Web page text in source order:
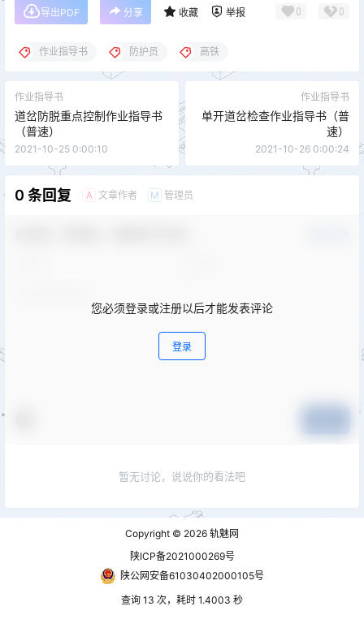
导出PDF 分享 收藏 举报 0 0
作业指导书 防护员 高铁
作业指导书
道岔防脱重点控制作业指导书
（普速）
2021-10-25 0:00:10
作业指导书
单开道岔检查作业指导书（普
速）
2021-10-26 0:00:24
0 条回复 A 文章作者 M 管理员
您必须登录或注册以后才能发表评论
登录
暂无讨论，说说你的看法吧
Copyright © 2026 轨魅网
陕ICP备2021000269号
陕公网安备61030402000105号
查询 13 次，耗时 1.4003 秒